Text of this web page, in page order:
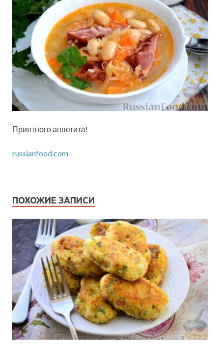
Приятного аппетита!
russianfood.com
ПОХОЖИЕ ЗАПИСИ